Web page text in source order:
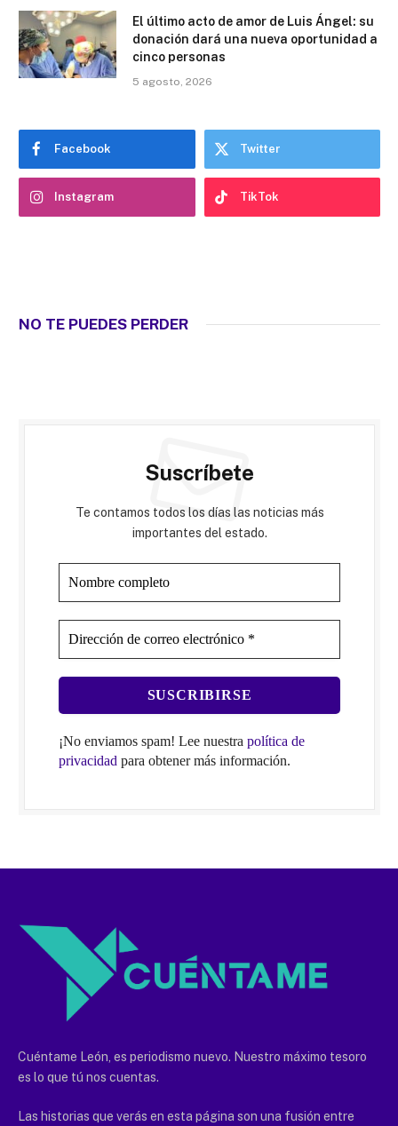
El último acto de amor de Luis Ángel: su
donación dará una nueva oportunidad a
cinco personas
5 agosto, 2026
Facebook Twitter
Instagram TikTok
NO TE PUEDES PERDER
Suscríbete
Te contamos todos los días las noticias más
importantes del estado.
¡No enviamos spam! Lee nuestra política de
privacidad para obtener más información.
Cuéntame León, es periodismo nuevo. Nuestro máximo tesoro
es lo que tú nos cuentas.
Las historias que verás en esta página son una fusión entre